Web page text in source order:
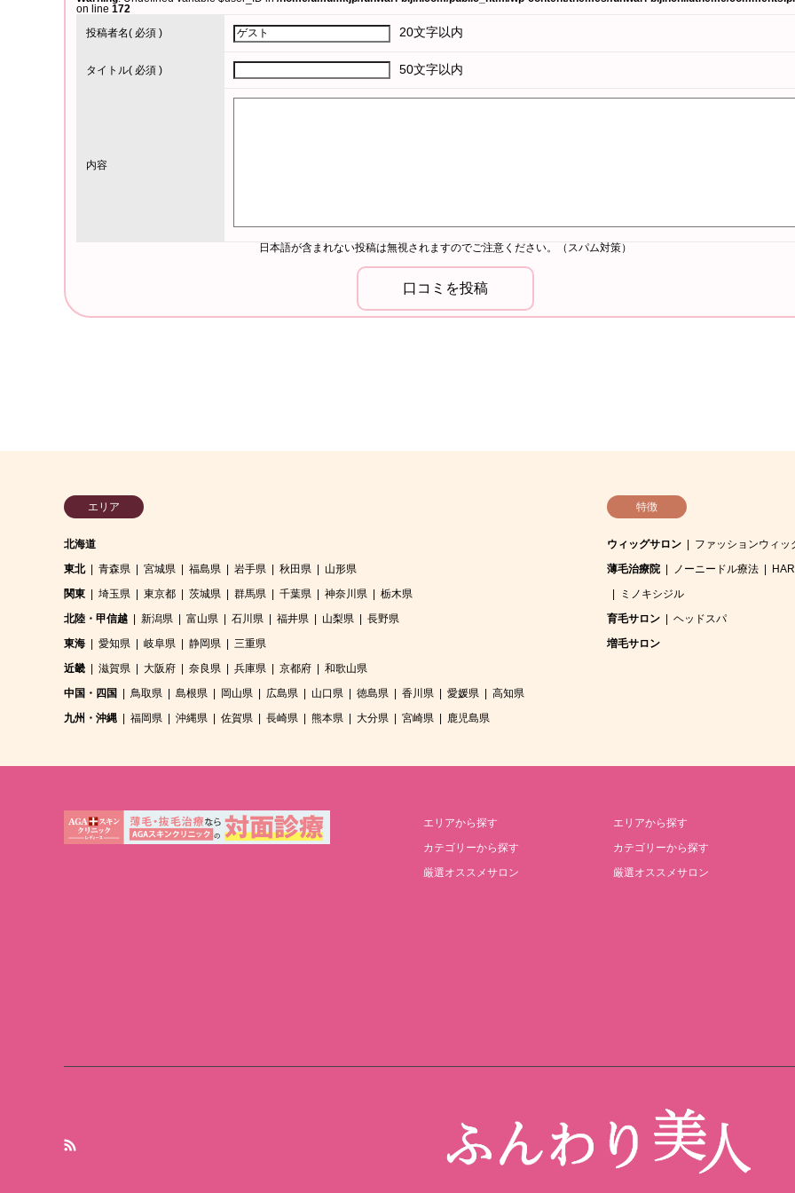
on line 172
投稿者名( 必須 ) 20文字以内
タイトル( 必須 ) 50文字以内
内容
日本語が含まれない投稿は無視されますのでご注意ください。（スパム対策）
エリア
北海道
東北
青森県 宮城県 福島県 岩手県 秋田県
山形県
関東
埼玉県 東京都 茨城県 群馬県 千葉県 神奈川県
栃木県
北陸・甲信越
新潟県 富山県 石川県 福井県 山梨県
長野県
東海
愛知県 岐阜県 静岡県
三重県
近畿
滋賀県 大阪府 奈良県 兵庫県 京都府
和歌山県
中国・四国
鳥取県 島根県 岡山県 広島県 山口県 徳島県 香川県 愛媛県
高知県
九州・沖縄
福岡県 沖縄県 佐賀県 長崎県 熊本県 大分県 宮崎県 鹿児島県
特徴
ウィッグサロン
ファッションウィッ
薄毛治療院
ノーニードル療法
ミノキシジル
育毛サロン
ヘッドスパ
増毛サロン
エリアから探す
カテゴリーから探す
厳選オススメサロン
エリアから探す
カテゴリーから探す
厳選オススメサロン